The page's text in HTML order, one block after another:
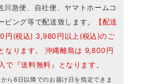
川急便、自社便、ヤマトホームコ
ング等で配送致します。
【配送
円(税込) 3,980円以上(税込)のご
なります。 沖縄離島は 9,800円
で『送料無料』となります。
から6日以降でのお届け日を指定できま